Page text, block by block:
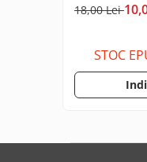
18,00 Lei
STOC